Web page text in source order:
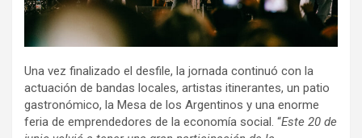
Una vez finalizado el desfile, la jornada continuó con la
actuación de bandas locales, artistas itinerantes, un patio
gastronómico, la Mesa de los Argentinos y una enorme
feria de emprendedores de la economía social. “Este 20 de